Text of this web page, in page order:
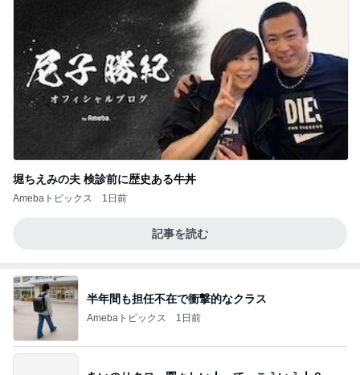
堀ちえみの夫 検診前に歴史ある牛丼
Amebaトピックス 1日前
記事を読む
半年間も担任不在で衝撃的なクラス
Amebaトピックス 1日前